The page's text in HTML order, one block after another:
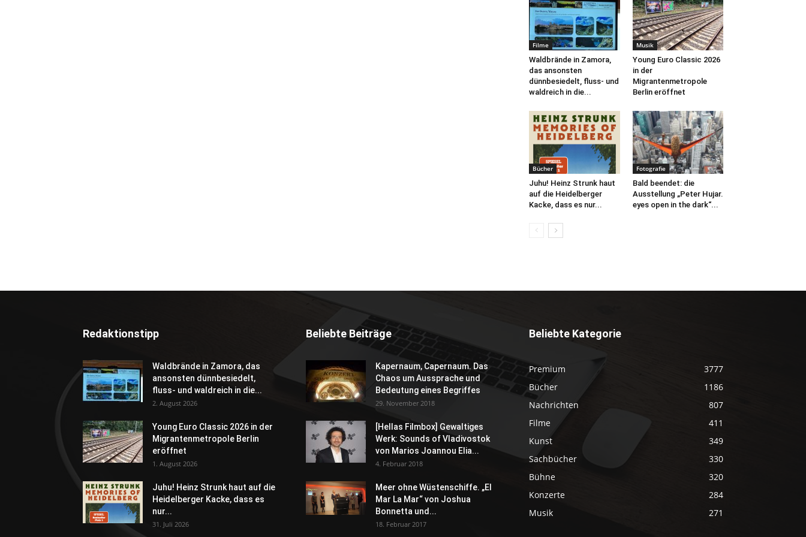
Filme
Waldbrände in Zamora,
das ansonsten
dünnbesiedelt, fluss- und
waldreich in die...
Musik
Young Euro Classic 2026
in der
Migrantenmetropole
Berlin eröffnet
Bücher
Juhu! Heinz Strunk haut
auf die Heidelberger
Kacke, dass es nur...
Fotografie
Bald beendet: die
Ausstellung „Peter Hujar.
eyes open in the dark“...
Redaktionstipp
Waldbrände in Zamora, das
ansonsten dünnbesiedelt,
fluss- und waldreich in die...
2. August 2026
Young Euro Classic 2026 in der
Migrantenmetropole Berlin
eröffnet
1. August 2026
Juhu! Heinz Strunk haut auf die
Heidelberger Kacke, dass es
nur...
31. Juli 2026
Beliebte Beiträge
Kapernaum, Capernaum. Das
Chaos um Aussprache und
Bedeutung eines Begriffes
29. November 2018
[Hellas Filmbox] Gewaltiges
Werk: Sounds of Vladivostok
von Marios Joannou Elia...
4. Februar 2018
Meer ohne Wüstenschiffe. „El
Mar La Mar“ von Joshua
Bonnetta und...
18. Februar 2017
Beliebte Kategorie
Premium
3777
Bücher
1186
Nachrichten
807
Filme
411
Kunst
349
Sachbücher
330
Bühne
320
Konzerte
284
Musik
271